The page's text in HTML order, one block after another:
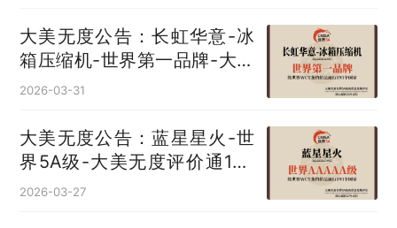
大美无度公告：长虹华意-冰
箱压缩机‌-世界第一品牌-大美
无度评价通193国
2026-03-31
大美无度公告：蓝星星火-世
界5A级-大美无度评价通193
国
2026-03-27